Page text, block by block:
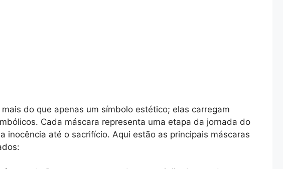
do que apenas um símbolo estético; elas carregam
Cada máscara representa uma etapa da jornada do
inocência até o sacrifício. Aqui estão as principais máscaras